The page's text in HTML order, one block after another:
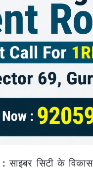
: साइबर सिटी के